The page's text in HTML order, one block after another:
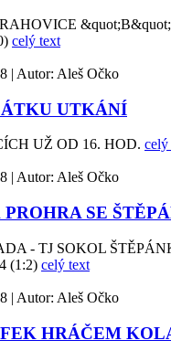
celý text
| Autor: Aleš Očko
UTKÁNÍ
UŽ OD 16. HOD. celý
| Autor: Aleš Očko
PROHRA SE
- TJ SOKOL
(1:2) celý text
| Autor: Aleš Očko
HRÁČEM